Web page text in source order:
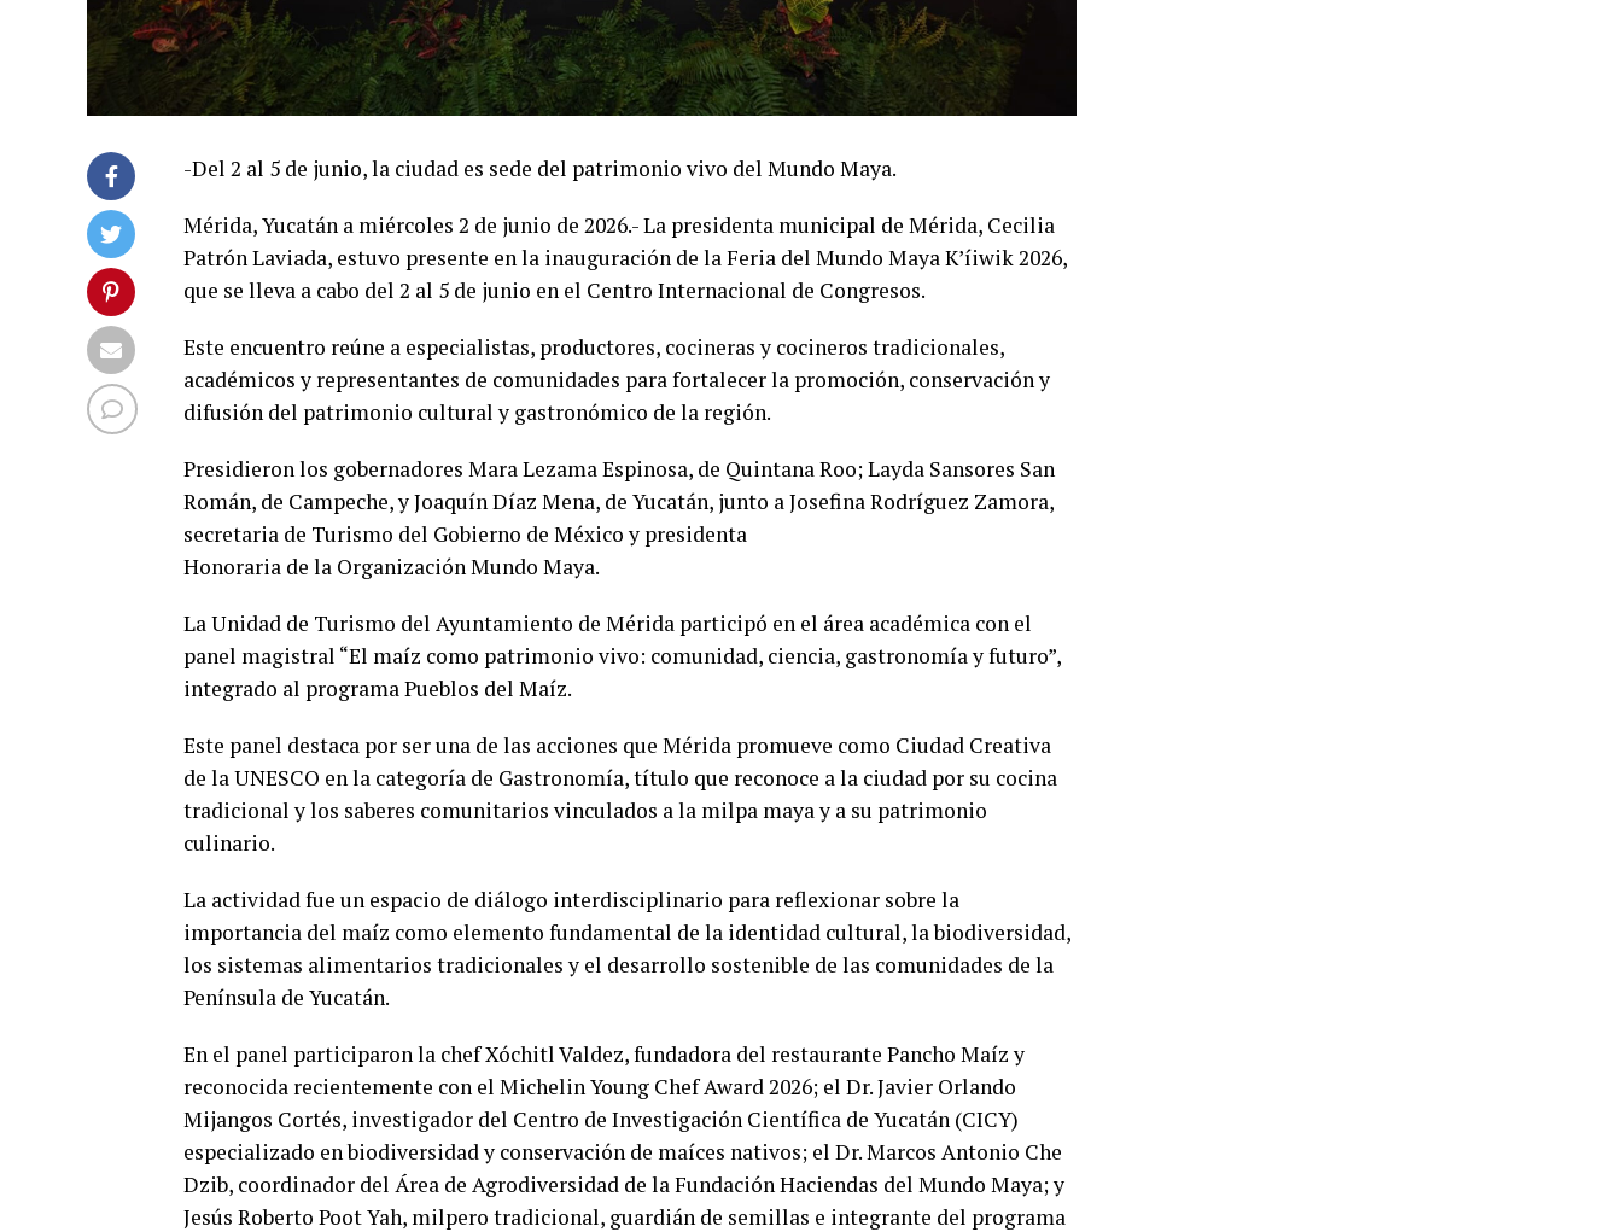
-Del 2 al 5 de junio, la ciudad es sede del patrimonio vivo del Mundo Maya.
Mérida, Yucatán a miércoles 2 de junio de 2026.- La presidenta municipal de Mérida, Cecilia
Patrón Laviada, estuvo presente en la inauguración de la Feria del Mundo Maya K’íiwik 2026,
que se lleva a cabo del 2 al 5 de junio en el Centro Internacional de Congresos.
Este encuentro reúne a especialistas, productores, cocineras y cocineros tradicionales,
académicos y representantes de comunidades para fortalecer la promoción, conservación y
difusión del patrimonio cultural y gastronómico de la región.
Presidieron los gobernadores Mara Lezama Espinosa, de Quintana Roo; Layda Sansores San
Román, de Campeche, y Joaquín Díaz Mena, de Yucatán, junto a Josefina Rodríguez Zamora,
secretaria de Turismo del Gobierno de México y presidenta
Honoraria de la Organización Mundo Maya.
La Unidad de Turismo del Ayuntamiento de Mérida participó en el área académica con el
panel magistral “El maíz como patrimonio vivo: comunidad, ciencia, gastronomía y futuro”,
integrado al programa Pueblos del Maíz.
Este panel destaca por ser una de las acciones que Mérida promueve como Ciudad Creativa
de la UNESCO en la categoría de Gastronomía, título que reconoce a la ciudad por su cocina
tradicional y los saberes comunitarios vinculados a la milpa maya y a su patrimonio
culinario.
La actividad fue un espacio de diálogo interdisciplinario para reflexionar sobre la
importancia del maíz como elemento fundamental de la identidad cultural, la biodiversidad,
los sistemas alimentarios tradicionales y el desarrollo sostenible de las comunidades de la
Península de Yucatán.
En el panel participaron la chef Xóchitl Valdez, fundadora del restaurante Pancho Maíz y
reconocida recientemente con el Michelin Young Chef Award 2026; el Dr. Javier Orlando
Mijangos Cortés, investigador del Centro de Investigación Científica de Yucatán (CICY)
especializado en biodiversidad y conservación de maíces nativos; el Dr. Marcos Antonio Che
Dzib, coordinador del Área de Agrodiversidad de la Fundación Haciendas del Mundo Maya; y
Jesús Roberto Poot Yah, milpero tradicional, guardián de semillas e integrante del programa